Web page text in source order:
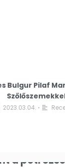
Bulgur Pilaf
2023.03.04. •
a